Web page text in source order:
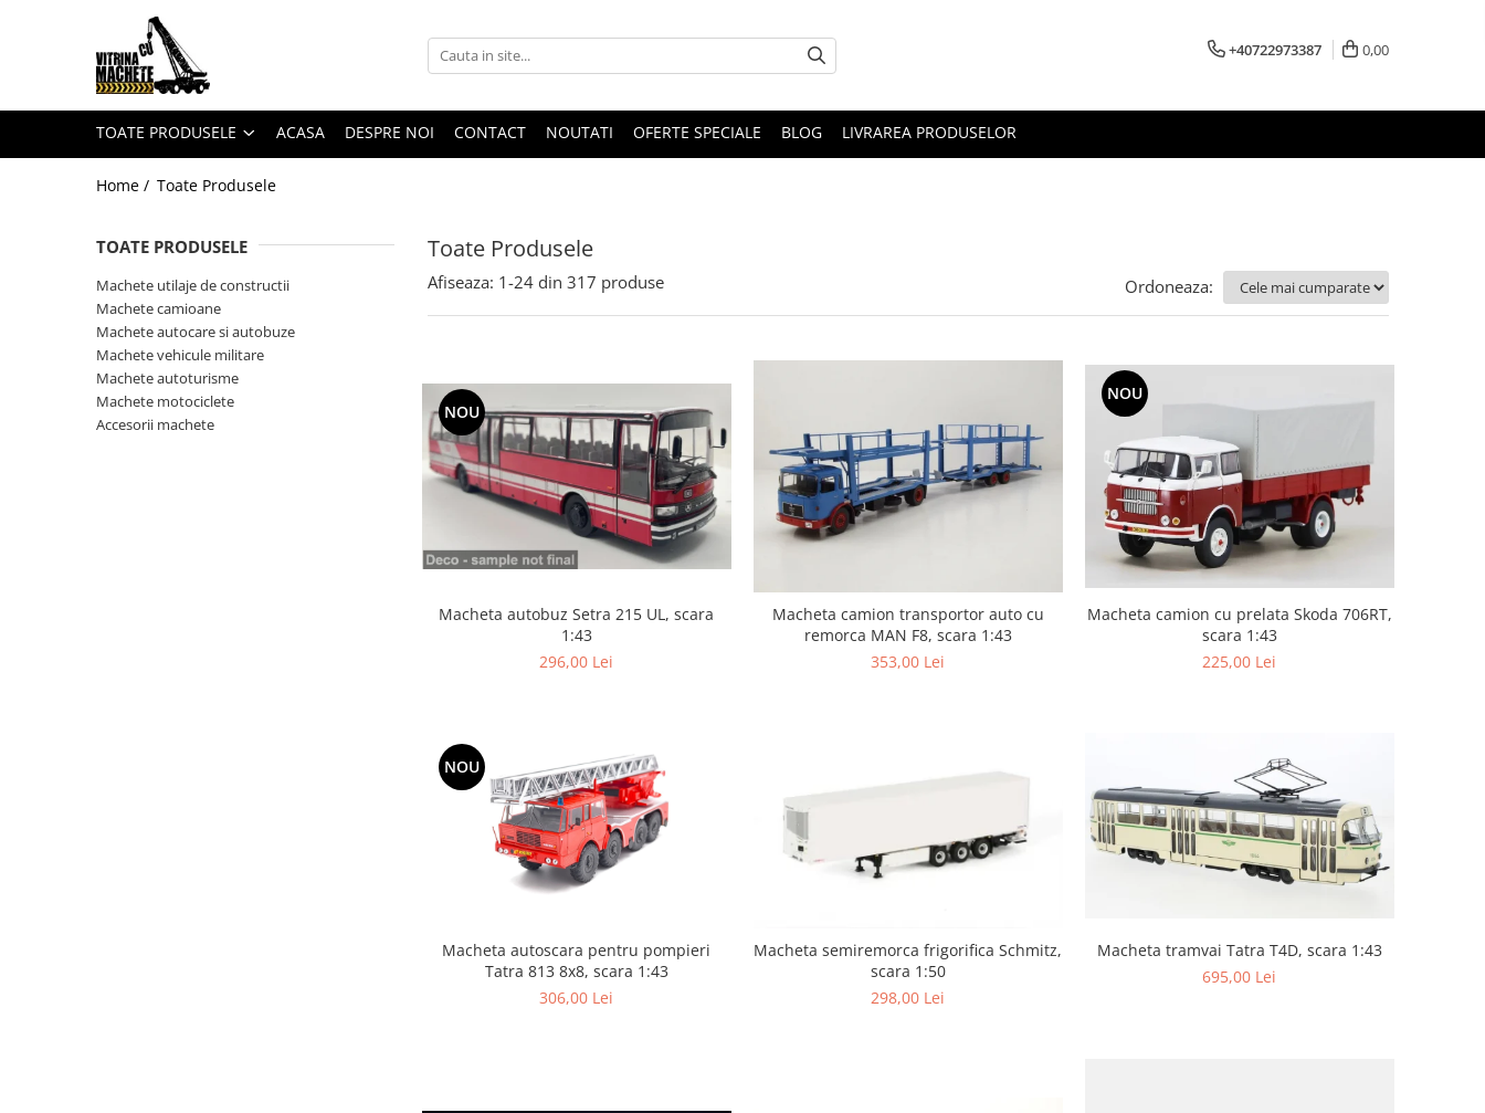
Toate Produsele
Machete utilaje pentru drumuri
Machete betoniere si pompe de
Alte machete de utilaje
Machete camioane
Machete basculante
+40722973387 0,00
TOATE PRODUSELE ACASA DESPRE NOI CONTACT NOUTATI OFERTE SPECIALE BLOG LIVRAREA PRODUSELOR
Home / Toate Produsele
Toate Produsele
TOATE PRODUSELE
Machete utilaje de constructii
Machete camioane
Machete autocare si autobuze
Machete vehicule militare
Machete autoturisme
Machete motociclete
Accesorii machete
Afiseaza: 1-24 din 317 produse Ordoneaza:
NOU
Macheta autobuz Setra 215 UL, scara
1:43
296,00 Lei
Macheta camion transportor auto cu
remorca MAN F8, scara 1:43
353,00 Lei
NOU
Macheta camion cu prelata Skoda 706RT,
scara 1:43
225,00 Lei
NOU
Macheta autoscara pentru pompieri
Tatra 813 8x8, scara 1:43
306,00 Lei
Macheta semiremorca frigorifica Schmitz,
scara 1:50
298,00 Lei
Macheta tramvai Tatra T4D, scara 1:43
695,00 Lei